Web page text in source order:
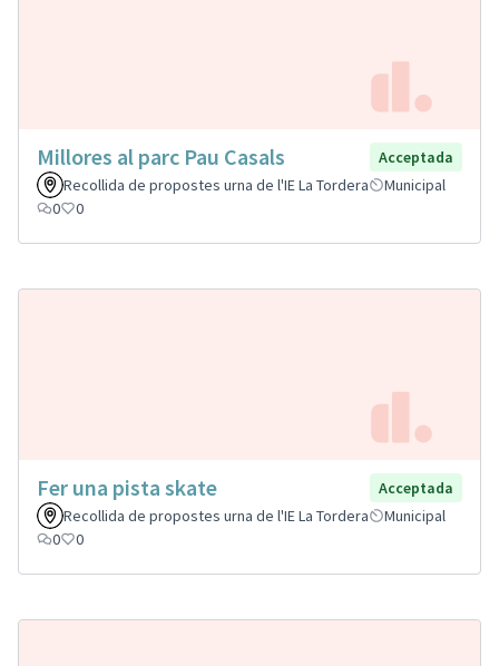
Millores al parc Pau Casals
Acceptada
Recollida de propostes urna de l'IE La Tordera
Municipal
0
0
Fer una pista skate
Acceptada
Recollida de propostes urna de l'IE La Tordera
Municipal
0
0